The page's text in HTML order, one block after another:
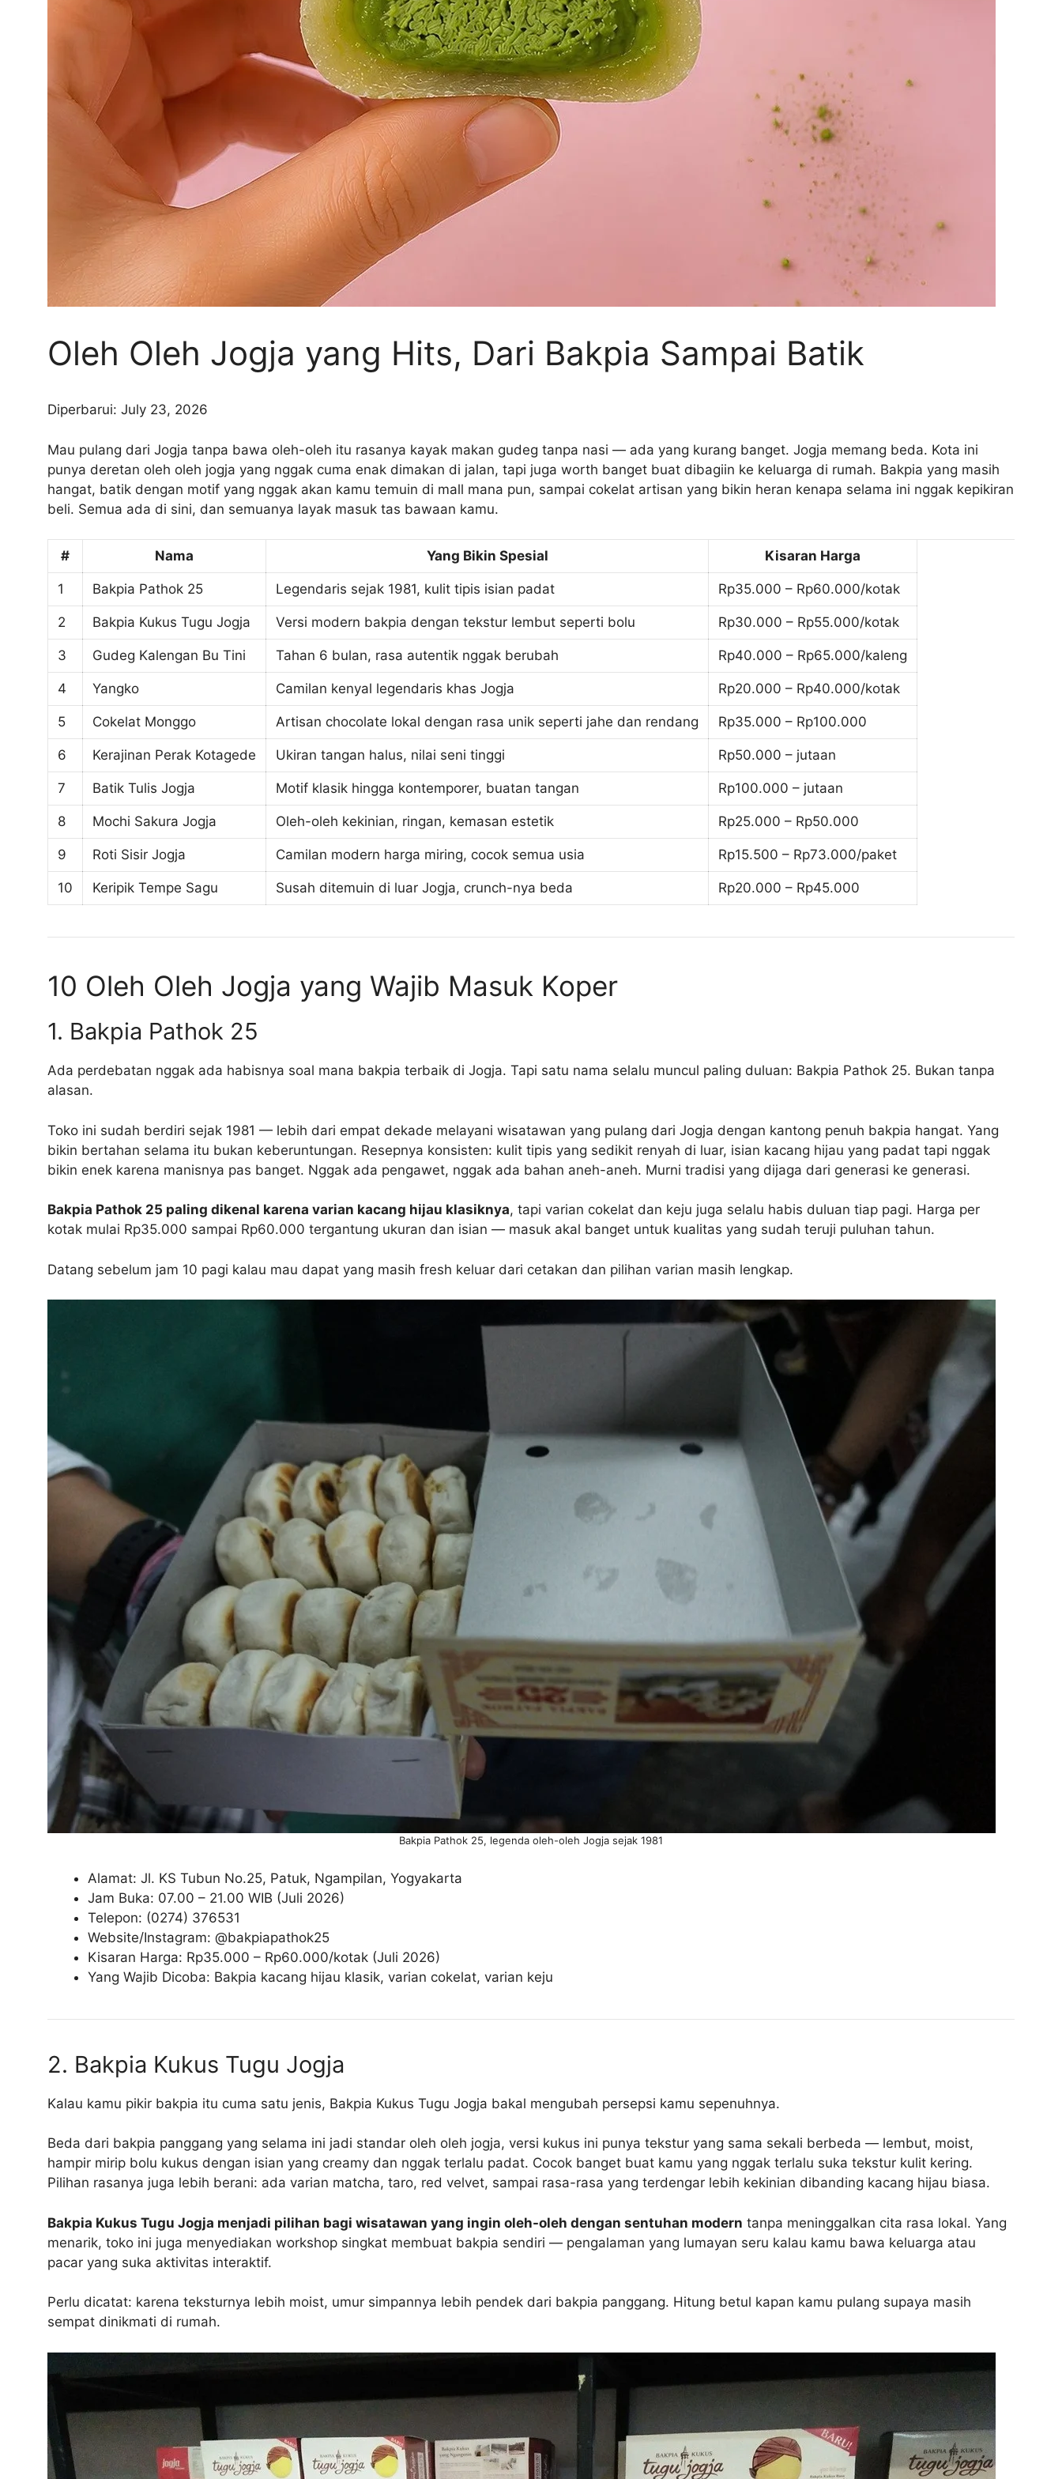
Oleh Oleh Jogja yang Hits, Dari Bakpia Sampai Batik
Diperbarui: July 23, 2026
Mau pulang dari Jogja tanpa bawa oleh-oleh itu rasanya kayak makan gudeg tanpa nasi — ada yang kurang banget. Jogja memang beda. Kota ini
punya deretan oleh oleh jogja yang nggak cuma enak dimakan di jalan, tapi juga worth banget buat dibagiin ke keluarga di rumah. Bakpia yang masih
hangat, batik dengan motif yang nggak akan kamu temuin di mall mana pun, sampai cokelat artisan yang bikin heran kenapa selama ini nggak kepikiran
beli. Semua ada di sini, dan semuanya layak masuk tas bawaan kamu.
# Nama Yang Bikin Spesial Kisaran Harga
1 Bakpia Pathok 25 Legendaris sejak 1981, kulit tipis isian padat Rp35.000 – Rp60.000/kotak
2 Bakpia Kukus Tugu Jogja Versi modern bakpia dengan tekstur lembut seperti bolu Rp30.000 – Rp55.000/kotak
3 Gudeg Kalengan Bu Tini Tahan 6 bulan, rasa autentik nggak berubah Rp40.000 – Rp65.000/kaleng
4 Yangko Camilan kenyal legendaris khas Jogja Rp20.000 – Rp40.000/kotak
5 Cokelat Monggo Artisan chocolate lokal dengan rasa unik seperti jahe dan rendang Rp35.000 – Rp100.000
6 Kerajinan Perak Kotagede Ukiran tangan halus, nilai seni tinggi Rp50.000 – jutaan
7 Batik Tulis Jogja Motif klasik hingga kontemporer, buatan tangan Rp100.000 – jutaan
8 Mochi Sakura Jogja Oleh-oleh kekinian, ringan, kemasan estetik Rp25.000 – Rp50.000
9 Roti Sisir Jogja Camilan modern harga miring, cocok semua usia Rp15.500 – Rp73.000/paket
10 Keripik Tempe Sagu Susah ditemuin di luar Jogja, crunch-nya beda Rp20.000 – Rp45.000
10 Oleh Oleh Jogja yang Wajib Masuk Koper
1. Bakpia Pathok 25
Ada perdebatan nggak ada habisnya soal mana bakpia terbaik di Jogja. Tapi satu nama selalu muncul paling duluan: Bakpia Pathok 25. Bukan tanpa
alasan.
Toko ini sudah berdiri sejak 1981 — lebih dari empat dekade melayani wisatawan yang pulang dari Jogja dengan kantong penuh bakpia hangat. Yang
bikin bertahan selama itu bukan keberuntungan. Resepnya konsisten: kulit tipis yang sedikit renyah di luar, isian kacang hijau yang padat tapi nggak
bikin enek karena manisnya pas banget. Nggak ada pengawet, nggak ada bahan aneh-aneh. Murni tradisi yang dijaga dari generasi ke generasi.
Bakpia Pathok 25 paling dikenal karena varian kacang hijau klasiknya, tapi varian cokelat dan keju juga selalu habis duluan tiap pagi. Harga per
kotak mulai Rp35.000 sampai Rp60.000 tergantung ukuran dan isian — masuk akal banget untuk kualitas yang sudah teruji puluhan tahun.
Datang sebelum jam 10 pagi kalau mau dapat yang masih fresh keluar dari cetakan dan pilihan varian masih lengkap.
Bakpia Pathok 25, legenda oleh-oleh Jogja sejak 1981
Alamat: Jl. KS Tubun No.25, Patuk, Ngampilan, Yogyakarta
Jam Buka: 07.00 – 21.00 WIB (Juli 2026)
Telepon: (0274) 376531
Website/Instagram: @bakpiapathok25
Kisaran Harga: Rp35.000 – Rp60.000/kotak (Juli 2026)
Yang Wajib Dicoba: Bakpia kacang hijau klasik, varian cokelat, varian keju
2. Bakpia Kukus Tugu Jogja
Kalau kamu pikir bakpia itu cuma satu jenis, Bakpia Kukus Tugu Jogja bakal mengubah persepsi kamu sepenuhnya.
Beda dari bakpia panggang yang selama ini jadi standar oleh oleh jogja, versi kukus ini punya tekstur yang sama sekali berbeda — lembut, moist,
hampir mirip bolu kukus dengan isian yang creamy dan nggak terlalu padat. Cocok banget buat kamu yang nggak terlalu suka tekstur kulit kering.
Pilihan rasanya juga lebih berani: ada varian matcha, taro, red velvet, sampai rasa-rasa yang terdengar lebih kekinian dibanding kacang hijau biasa.
Bakpia Kukus Tugu Jogja menjadi pilihan bagi wisatawan yang ingin oleh-oleh dengan sentuhan modern tanpa meninggalkan cita rasa lokal. Yang
menarik, toko ini juga menyediakan workshop singkat membuat bakpia sendiri — pengalaman yang lumayan seru kalau kamu bawa keluarga atau
pacar yang suka aktivitas interaktif.
Perlu dicatat: karena teksturnya lebih moist, umur simpannya lebih pendek dari bakpia panggang. Hitung betul kapan kamu pulang supaya masih
sempat dinikmati di rumah.